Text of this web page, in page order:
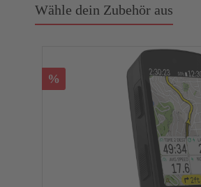
Wähle dein Zubehör aus
%